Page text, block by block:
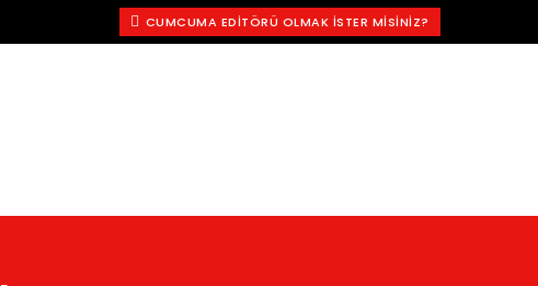
CUMCUMA EDITÖRÜ OLMAK İSTER MISINIZ?